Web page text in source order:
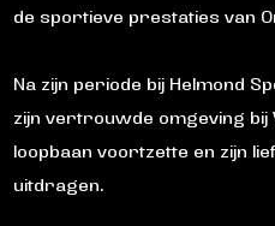
de sportieve prestaties van
Na zijn periode bij Helmond
zijn vertrouwde omgeving bij
loopbaan voortzette en zijn
uitdragen.